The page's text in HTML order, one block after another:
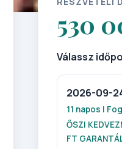
530
Válassz
2026-09-
11 napos |
ŐSZI
FT